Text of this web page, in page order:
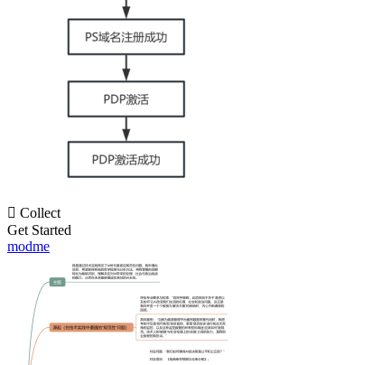
 Collect
Get Started
modme